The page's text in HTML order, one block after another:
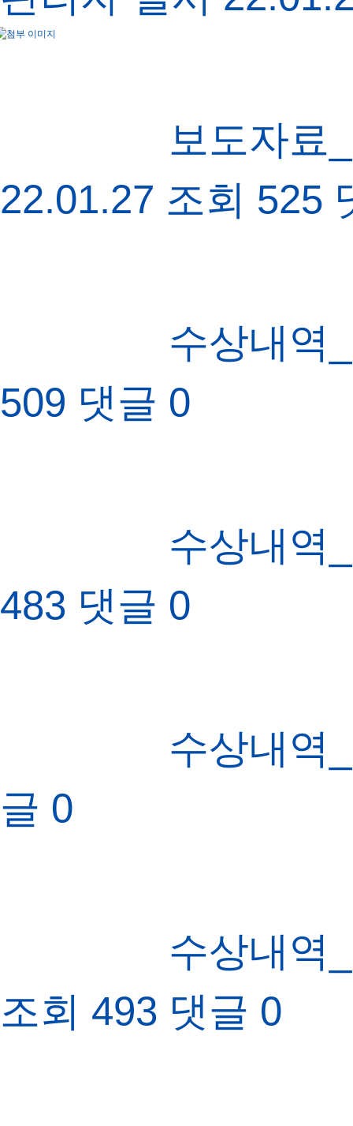
보도자료_
22.01.27 조회 525
수상내역_
509 댓글 0
수상내역_
483 댓글 0
수상내역_
글 0
수상내역_
조회 493 댓글 0